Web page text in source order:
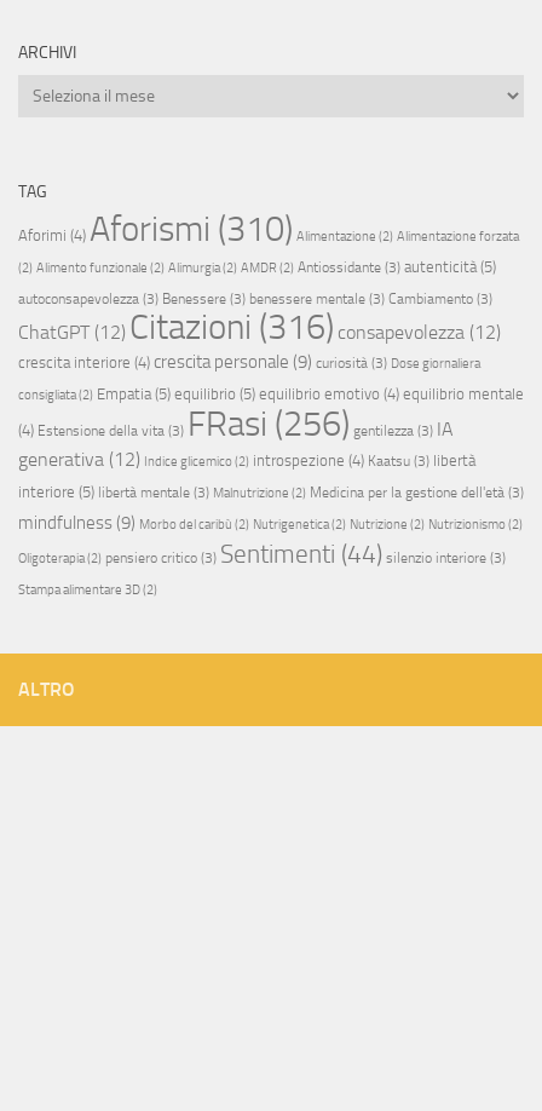
ARCHIVI
Archivi
TAG
Aforimi (4) Aforismi (310) Alimentazione (2) Alimentazione forzata
(2) Alimento funzionale (2) Alimurgia(2) AMDR (2) Antiossidante (3) autenticità(5)
autoconsapevolezza (3) Benessere (3) benessere mentale (3) Cambiamento (3)
ChatGPT(12) Citazioni (316) consapevolezza (12)
crescita interiore (4) crescita personale (9) curiosità (3) Dose giornaliera
consigliata(2) Empatia(5) equilibrio (5) equilibrio emotivo (4) equilibrio mentale
(4) Estensione della vita (3) FRasi (256) gentilezza (3) IA
generativa (12) Indice glicemico (2) introspezione (4) Kaatsu (3) libertà
interiore (5) libertà mentale (3) Malnutrizione (2) Medicina per la gestione dell'età (3)
mindfulness (9) Morbo del caribù (2) Nutrigenetica(2) Nutrizione (2) Nutrizionismo (2)
Oligoterapia(2) pensiero critico (3) Sentimenti (44) silenzio interiore (3)
Stampa alimentare 3D(2)
ALTRO